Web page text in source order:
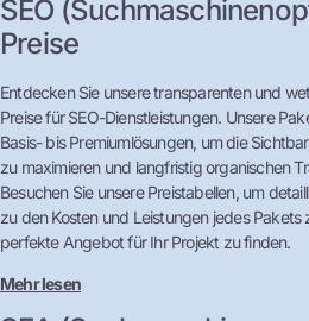
SEO
Preise
Entdecken Sie unsere transparenten und
Preise für SEO-Dienstleistungen. Unsere
Basis- bis Premiumlösungen, um die
zu maximieren und langfristig organischen
Besuchen Sie unsere Preistabellen, um
zu den Kosten und Leistungen jedes Pakets
perfekte Angebot für Ihr Projekt zu finden.
Mehr lesen